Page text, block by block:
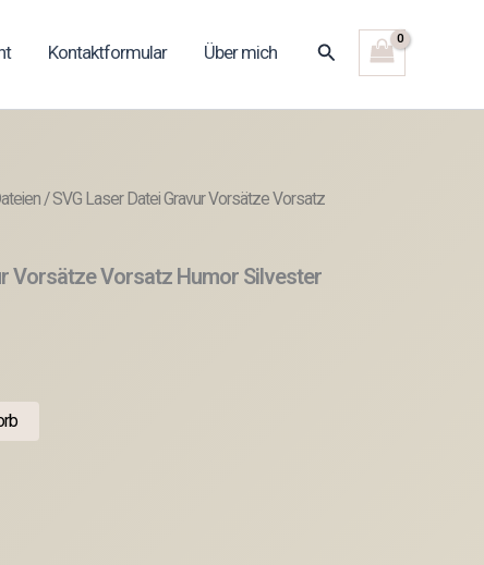
Kontaktformular Über mich Suchen
/ SVG Laser Datei Gravur Vorsätze Vorsatz
Vorsätze Vorsatz Humor Silvester